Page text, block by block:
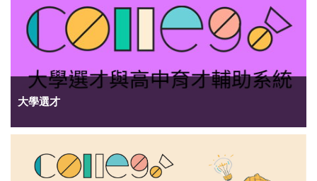
大學選才